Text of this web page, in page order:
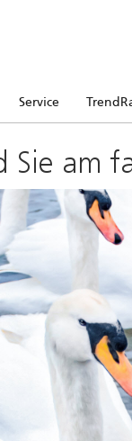
Service
Sie am